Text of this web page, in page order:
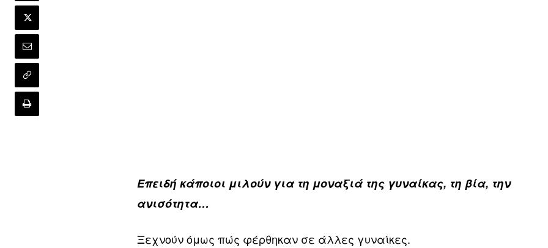
Eπειδή κάποιοι μιλούν για τη μοναξιά της γυναίκας, τη βία, την
ανισότητα…
Ξεχνούν όμως πώς φέρθηκαν σε άλλες γυναίκες.